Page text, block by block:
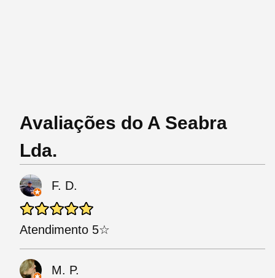
Avaliações do A Seabra
Lda.
F. D.
Atendimento 5☆
M. P.